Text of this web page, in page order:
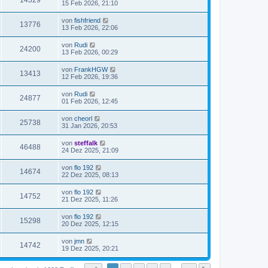
15 Feb 2026, 21:10
13776 von fishfriend
13 Feb 2026, 22:06
24200 von Rudi
13 Feb 2026, 00:29
13413 von FrankHGW
12 Feb 2026, 19:36
24877 von Rudi
01 Feb 2026, 12:45
25738 von cheorl
31 Jan 2026, 20:53
46488 von steffalk
24 Dez 2025, 21:09
14674 von flo 192
22 Dez 2025, 08:13
14752 von flo 192
21 Dez 2025, 11:26
15298 von flo 192
20 Dez 2025, 12:15
14742 von jmn
19 Dez 2025, 20:21